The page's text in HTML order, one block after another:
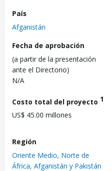
País
Afganistán
Fecha de aprobación
(a partir de la presentación
ante el Directorio)
N/A
Costo total del proyecto 1
US$ 45.00 millones
Región
Oriente Medio, Norte de
África, Afganistán y Pakistán